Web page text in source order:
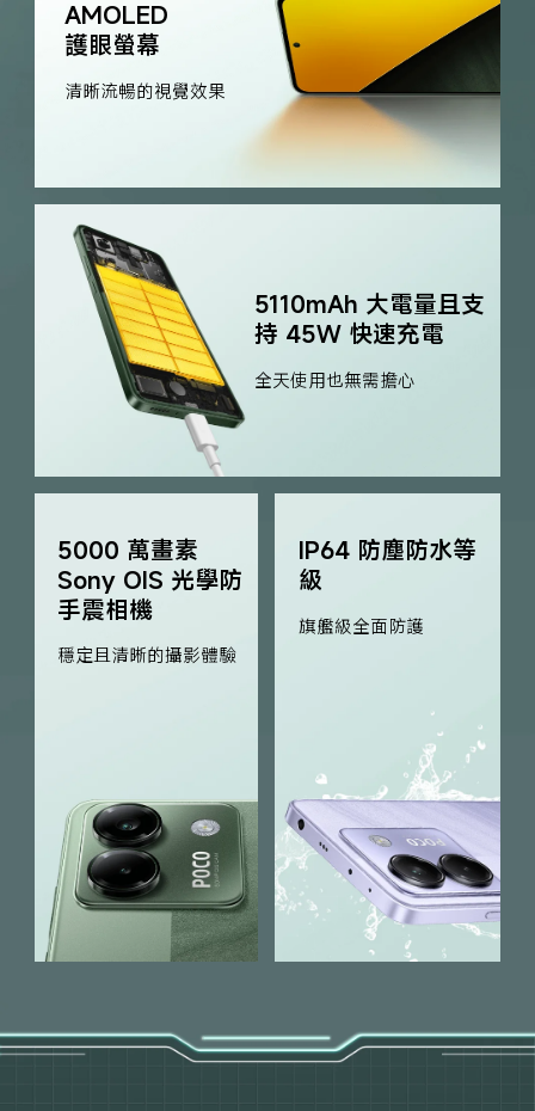
AMOLED
護眼螢幕
清晰流暢的視覺效果
5110mAh 大電量且支
持 45W 快速充電
全天使用也無需擔心
5000 萬畫素
Sony OIS 光學防
手震相機
穩定且清晰的攝影體驗
IP64 防塵防水等
級
旗艦級全面防護